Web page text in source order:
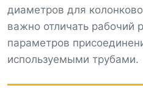
диаметров для
важно отличать рабочий
параметров
используемыми трубами.